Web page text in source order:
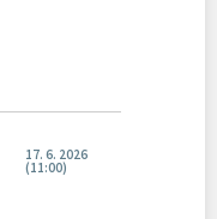
17. 6. 2026
(11:00)